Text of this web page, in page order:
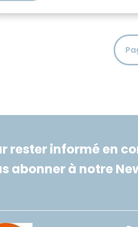
les défis actuels en
d’entre vous. Temps de
rester informé en
abonner à notre